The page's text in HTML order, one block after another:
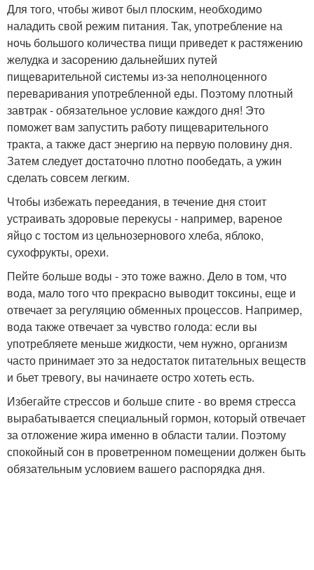
Для того, чтобы живот был плоским, необходимо
наладить свой режим питания. Так, употребление на
ночь большого количества пищи приведет к растяжению
желудка и засорению дальнейших путей
пищеварительной системы из-за неполноценного
переваривания употребленной еды. Поэтому плотный
завтрак - обязательное условие каждого дня! Это
поможет вам запустить работу пищеварительного
тракта, а также даст энергию на первую половину дня.
Затем следует достаточно плотно пообедать, а ужин
сделать совсем легким.
Чтобы избежать переедания, в течение дня стоит
устраивать здоровые перекусы - например, вареное
яйцо с тостом из цельнозернового хлеба, яблоко,
сухофрукты, орехи.
Пейте больше воды - это тоже важно. Дело в том, что
вода, мало того что прекрасно выводит токсины, еще и
отвечает за регуляцию обменных процессов. Например,
вода также отвечает за чувство голода: если вы
употребляете меньше жидкости, чем нужно, организм
часто принимает это за недостаток питательных веществ
и бьет тревогу, вы начинаете остро хотеть есть.
Избегайте стрессов и больше спите - во время стресса
вырабатывается специальный гормон, который отвечает
за отложение жира именно в области талии. Поэтому
спокойный сон в проветренном помещении должен быть
обязательным условием вашего распорядка дня.